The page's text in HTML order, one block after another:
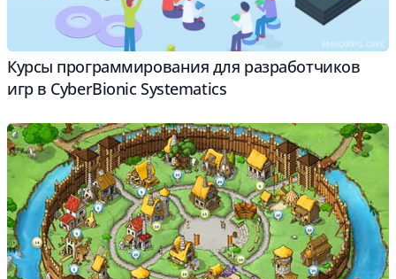
Курсы программирования для разработчиков
игр в CyberBionic Systematics